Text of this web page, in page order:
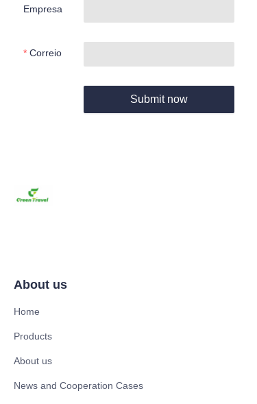
Empresa
Correio
Submit now
About us
Home
Products
About us
News and Cooperation Cases